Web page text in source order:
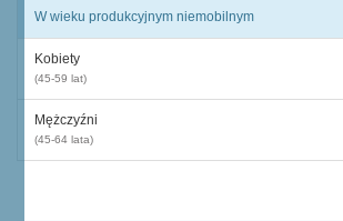
W wieku produkcyjnym niemobilnym
Kobiety
(45-59 lat)
Mężczyźni
(45-64 lata)